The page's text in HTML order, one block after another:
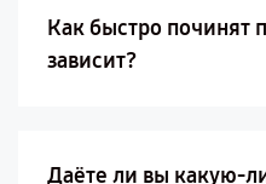
Как быстро починят
зависит?
Даёте ли вы какую-